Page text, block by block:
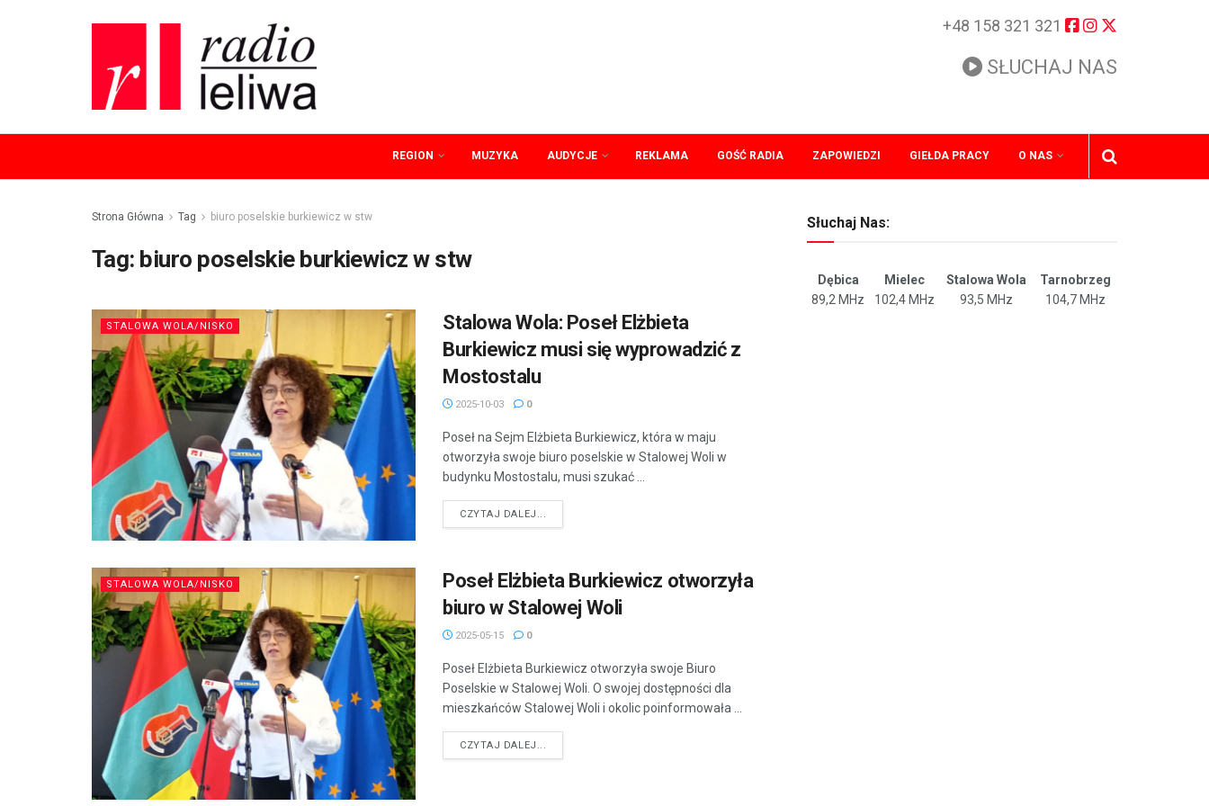
+48 158 321 321
SŁUCHAJ NAS
REGION MUZYKA AUDYCJE REKLAMA GOŚĆ RADIA ZAPOWIEDZI GIEŁDA PRACY O NAS
Strona Główna Tag biuro poselskie burkiewicz w stw
Tag: biuro poselskie burkiewicz w stw
STALOWA WOLA/NISKO
Stalowa Wola: Poseł Elżbieta
Burkiewicz musi się wyprowadzić z
Mostostalu
2025-10-03 0
Poseł na Sejm Elżbieta Burkiewicz, która w maju
otworzyła swoje biuro poselskie w Stalowej Woli w
budynku Mostostalu, musi szukać ...
CZYTAJ DALEJ...
STALOWA WOLA/NISKO
Poseł Elżbieta Burkiewicz otworzyła
biuro w Stalowej Woli
2025-05-15 0
Poseł Elżbieta Burkiewicz otworzyła swoje Biuro
Poselskie w Stalowej Woli. O swojej dostępności dla
mieszkańców Stalowej Woli i okolic poinformowała ...
CZYTAJ DALEJ...
Słuchaj Nas:
Dębica Mielec Stalowa Wola
Tarnobrzeg
89,2 MHz
102,4 MHz 93,5 MHz 104,7 MHz